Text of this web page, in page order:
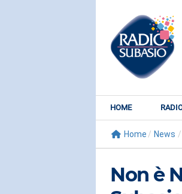
HOME
Home / News /
Non è